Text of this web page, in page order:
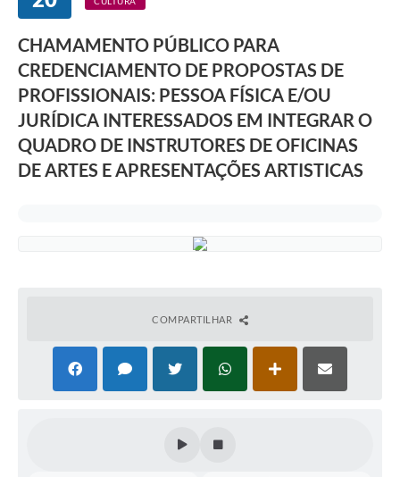
CHAMAMENTO PÚBLICO PARA
CREDENCIAMENTO DE PROPOSTAS DE
PROFISSIONAIS: PESSOA FÍSICA E/OU
JURÍDICA INTERESSADOS EM INTEGRAR O
QUADRO DE INSTRUTORES DE OFICINAS
DE ARTES E APRESENTAÇÕES ARTISTICAS
COMPARTILHAR